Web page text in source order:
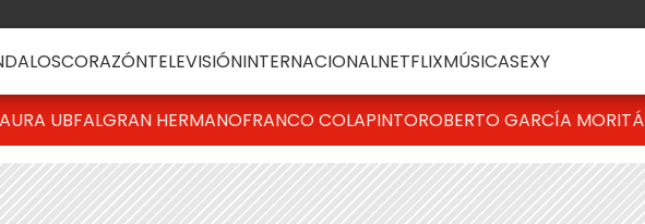
CORAZÓNTELEVISIÓNINTERNACIONALNETFLIXMÚSICASEXY
UBFALGRAN HERMANOFRANCO COLAPINTOROBERTO GARCÍA